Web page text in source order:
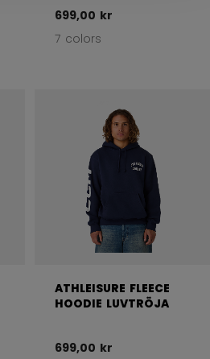
699,00 kr
7 colors
ATHLEISURE FLEECE
HOODIE LUVTRÖJA
699,00 kr